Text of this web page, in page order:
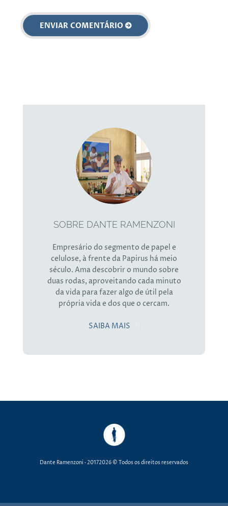
SOBRE DANTE RAMENZONI
Empresário do segmento de papel e
celulose, à frente da Papirus há meio
século. Ama descobrir o mundo sobre
duas rodas, aproveitando cada minuto
da vida para fazer algo de útil pela
própria vida e dos que o cercam.
SAIBA MAIS
Dante Ramenzoni · 20172026 © Todos os direitos reservados